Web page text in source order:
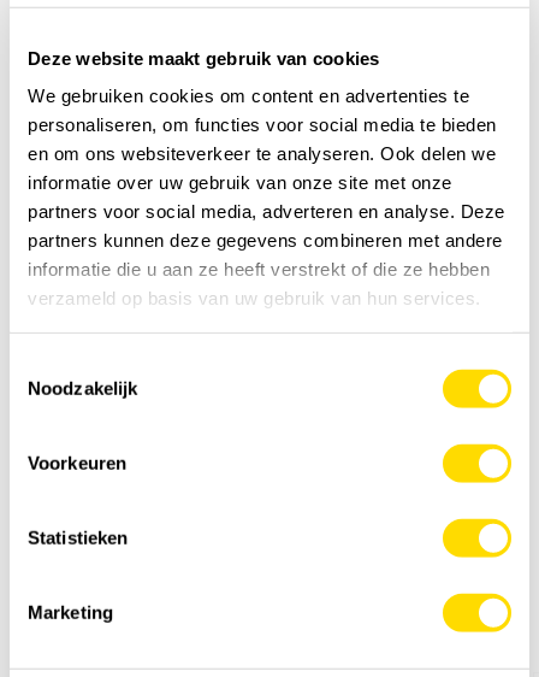
Deze website maakt gebruik van cookies
We gebruiken cookies om content en advertenties te
personaliseren, om functies voor social media te bieden
en om ons websiteverkeer te analyseren. Ook delen we
informatie over uw gebruik van onze site met onze
partners voor social media, adverteren en analyse. Deze
partners kunnen deze gegevens combineren met andere
informatie die u aan ze heeft verstrekt of die ze hebben
verzameld op basis van uw gebruik van hun services.
Noodzakelijk
Voorkeuren
Statistieken
Marketing
Kijk hoeveel graszaad je nodig hebt
Je hebt nodig0 kg Voeg toe aan kruiwagen
Anderen kochten ook